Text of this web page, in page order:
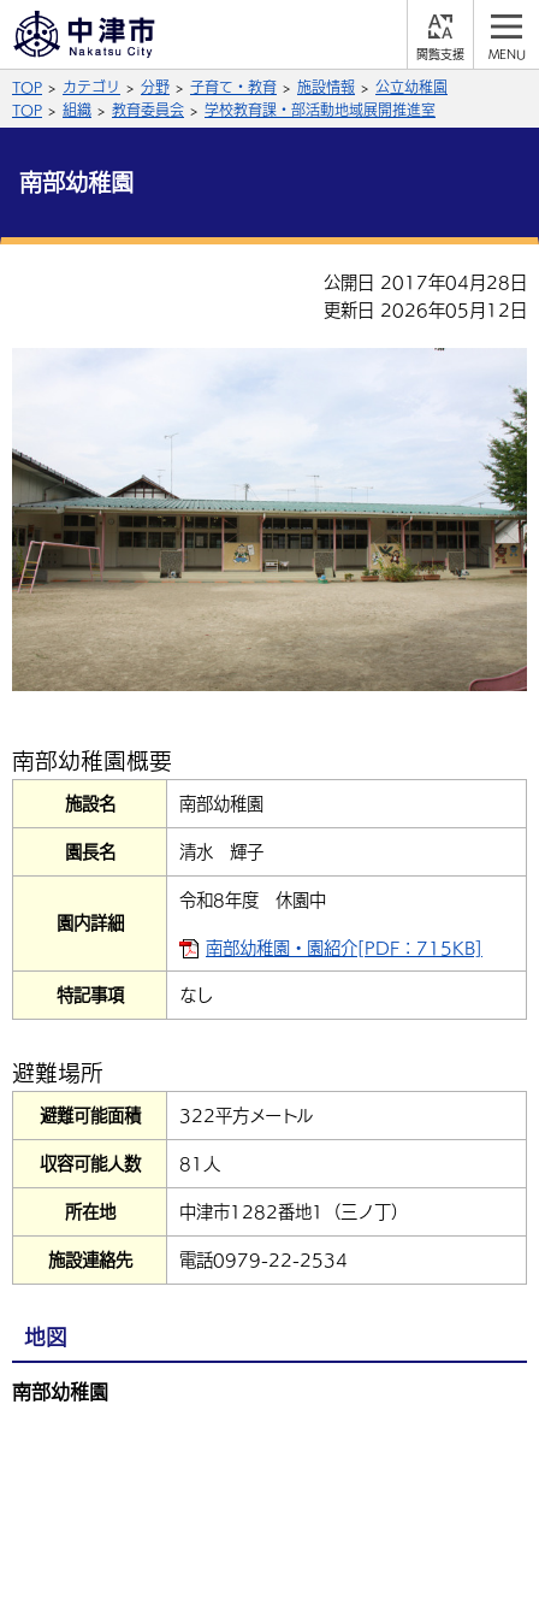
覧
支
援
やさしい日本語
文字の大きさ
拡大 標準 縮小
言語を選択
英語（English） 中国語（簡体字）
中国語（繁体字） 韓国語（한국어）
組織案内
サイト内検索
福祉・介護
税金 住宅・インフラ
環境・衛生 生涯学習・スポーツ・人権
選挙 外国人の方向け情報
入札・契約
農林水産業 税金
都市整備
子育て・教育
施設情報 子どもを預ける
手当・助成 健康・医療
相談・支援・情報 計画・施策
観光・移住
観光なび スポットを探す
遊ぶ・体験する グルメ・食べる
買う・おみやげ 四季のイベント・祭り
市政情報
中津市について 市役所の紹介
地方創生・地域活性化 広報・広聴
TOP カテゴリ 分野 子育て・教育 施設情報
公立幼稚園
TOP
組織 教育委員会 学校教育課・部活動地域展開推進室
南部幼稚園
公開日 2017年04月28日
更新日 2026年05月12日
南部幼稚園概要
施設名 南部幼稚園
園長名 清水 輝子
園内詳細
令和8年度 休園中
南部幼稚園・園紹介[PDF：715KB]
特記事項 なし
避難場所
避難可能面積 322平方メートル
収容可能人数 81人
所在地 中津市1282番地1（三ノ丁）
施設連絡先 電話0979-22-2534
地図
南部幼稚園